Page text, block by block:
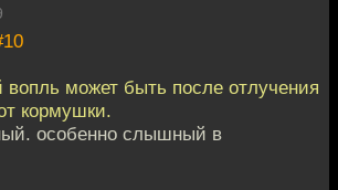
вопль может быть после отлучения
кормушки.
особенно слышный в